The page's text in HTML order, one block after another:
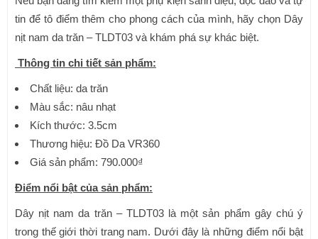
tin để tô điểm thêm cho phong cách của mình, hãy chọn Dây
nịt nam da trăn – TLDT03 và khám phá sự khác biệt.
Thông tin chi tiết sản phẩm:
Chất liệu: da trăn
Màu sắc: nâu nhạt
Kích thước: 3.5cm
Thương hiệu: Đồ Da VR360
Giá sản phẩm: 790.000₫
Điểm nổi bật của sản phẩm:
Dây nịt nam da trăn – TLDT03 là một sản phẩm gây chú ý
trong thế giới thời trang nam. Dưới đây là những điểm nổi bật